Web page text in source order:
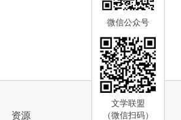
资源
微信公众号
文学联盟
（微信扫码）